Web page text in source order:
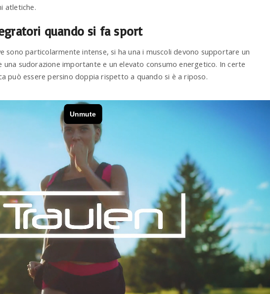
atletiche.
quando si fa sport
sono particolarmente intense, si ha una i muscoli devono supportare un
una sudorazione importante e un elevato consumo energetico. In certe
può essere persino doppia rispetto a quando si è a riposo.